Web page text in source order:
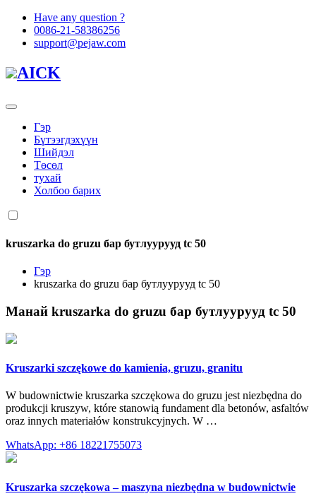
Have any question ?
0086-21-58386256
support@pejaw.com
AICK
Гэр
Бүтээгдэхүүн
Шийдэл
Төсөл
тухай
Холбоо барих
kruszarka do gruzu бар бутлуурууд tc 50
Гэр
kruszarka do gruzu бар бутлуурууд tc 50
Манай kruszarka do gruzu бар бутлуурууд tc 50
Kruszarki szczękowe do kamienia, gruzu, granitu
W budownictwie kruszarka szczękowa do gruzu jest niezbędna do
produkcji kruszyw, które stanowią fundament dla betonów, asfaltów
oraz innych materiałów konstrukcyjnych. W …
WhatsApp: +86 18221755073
Kruszarka szczękowa – maszyna niezbędna w budownictwie